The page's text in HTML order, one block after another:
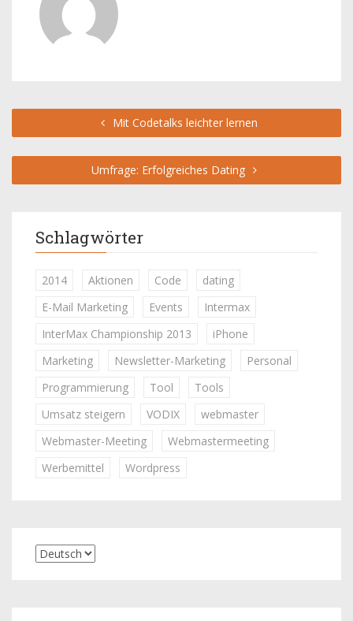
Mit Codetalks leichter lernen
Umfrage: Erfolgreiches Dating
Schlagwörter
2014 Aktionen Code
dating
E-Mail Marketing
Events
Intermax
InterMax Championship 2013
iPhone
Marketing
Newsletter-Marketing
Personal
Programmierung
Tool
Tools
Umsatz steigern
VODIX
webmaster
Webmaster-Meeting
Webmastermeeting
Werbemittel
Wordpress